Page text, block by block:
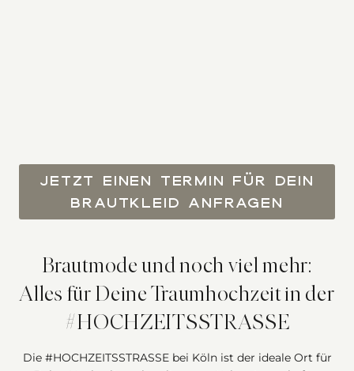
JETZT EINEN TERMIN FÜR DEIN
BRAUTKLEID ANFRAGEN
Brautmode und noch viel mehr:
Alles für Deine Traumhochzeit in der
#HOCHZEITSSTRASSE
Die #HOCHZEITSSTRASSE bei Köln ist der ideale Ort für